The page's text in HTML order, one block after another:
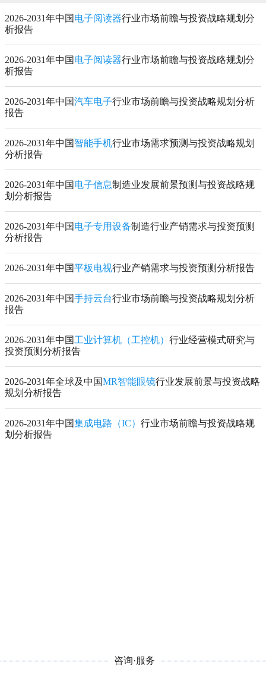
2026-2031年中国 电子阅读器行业市场前瞻与投资战略规划分
析报告
2026-2031年中国 电子阅读器行业市场前瞻与投资战略规划分
析报告
2026-2031年中国汽车电子行业市场前瞻与投资战略规划分析
报告
2026-2031年中国 智能手机行业市场需求预测与投资战略规划
分析报告
2026-2031年中国 电子信息制造业发展前景预测与投资战略规
划分析报告
2026-2031年中国 电子专用设备制造行业产销需求与投资预测
分析报告
2026-2031年中国平板电视行业产销需求与投资预测分析报告
2026-2031年中国手持云台行业市场前瞻与投资战略规划分析
报告
2026-2031年中国 工业计算机（工控机） 行业经营模式研究与
投资预测分析报告
2026-2031年全球及中国MR智能眼镜行业发展前景与投资战略
规划分析报告
2026-2031年中国集成电路（IC） 行业市场前瞻与投资战略规
划分析报告
咨询·服务